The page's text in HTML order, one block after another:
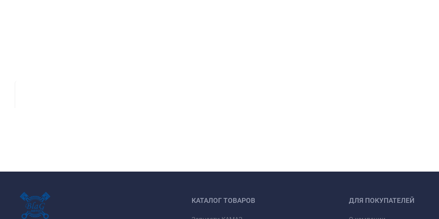
КАТАЛОГ ТОВАРОВ ДЛЯ ПОКУПАТЕЛЕЙ